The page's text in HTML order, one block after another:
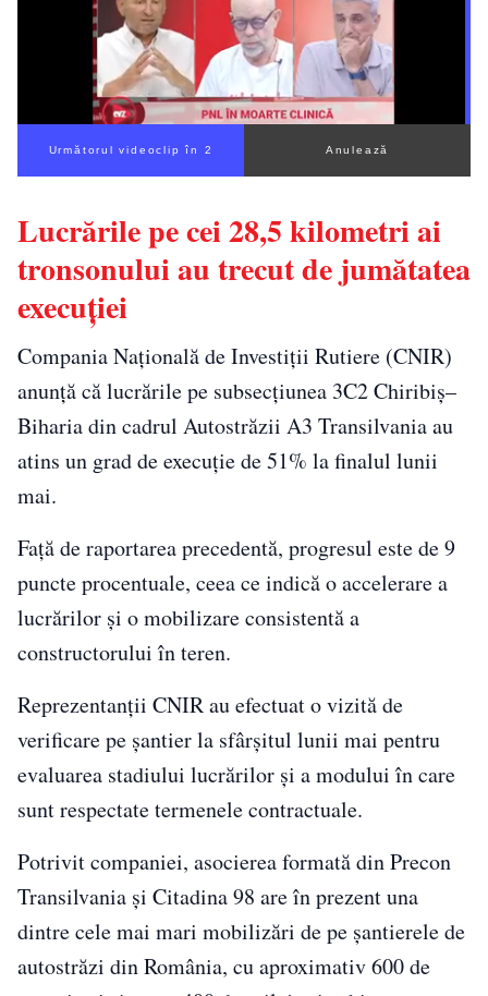
Următorul videoclip în 2 Anulează
Lucrările pe cei 28,5 kilometri ai
tronsonului au trecut de jumătatea
execuției
Compania Națională de Investiții Rutiere (CNIR)
anunță că lucrările pe subsecțiunea 3C2 Chiribiș–
Biharia din cadrul Autostrăzii A3 Transilvania au
atins un grad de execuție de 51% la finalul lunii
mai.
Față de raportarea precedentă, progresul este de 9
puncte procentuale, ceea ce indică o accelerare a
lucrărilor și o mobilizare consistentă a
constructorului în teren.
Reprezentanții CNIR au efectuat o vizită de
verificare pe șantier la sfârșitul lunii mai pentru
evaluarea stadiului lucrărilor și a modului în care
sunt respectate termenele contractuale.
Potrivit companiei, asocierea formată din Precon
Transilvania și Citadina 98 are în prezent una
dintre cele mai mari mobilizări de pe șantierele de
autostrăzi din România, cu aproximativ 600 de